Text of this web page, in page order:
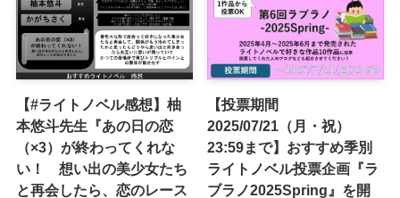
【#ライトノベル感想】柚
本悠斗先生『あの日の恋
（×3）が終わってくれな
い！ 想い出の美少女たち
と再会したら、恋のレース
【投票期間
2025/07/21（月・祝）
23:59まで】おすすめ季別
ライトノベル投票企画『ラ
ブラノ2025Spring』を開